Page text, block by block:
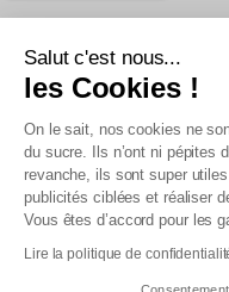
Salut c'est nous...
les Cookies !
On le sait, nos cookies ne
du sucre. Ils n’ont ni pépites
revanche, ils sont super
publicités ciblées et réaliser
Vous êtes d’accord pour les
Lire la politique de
Conditions
Conditions
Charte de
Conditions